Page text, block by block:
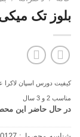
تک میکی
اسپان لاکرا عالی
حاضر این محصول در